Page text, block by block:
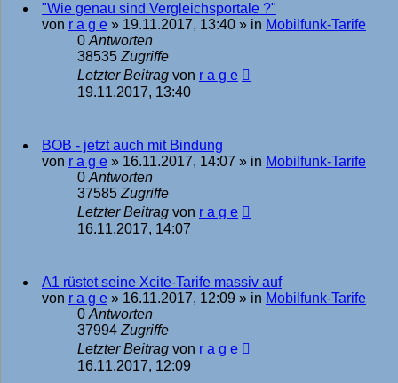
"Wie genau sind Vergleichsportale ?"
von r a g e » 19.11.2017, 13:40 » in Mobilfunk-Tarife
0Antworten
38535Zugriffe
Letzter Beitrag von r a g e
19.11.2017, 13:40
BOB - jetzt auch mit Bindung
von r a g e » 16.11.2017, 14:07 » in Mobilfunk-Tarife
0Antworten
37585Zugriffe
Letzter Beitrag von r a g e
16.11.2017, 14:07
A1 rüstet seine Xcite-Tarife massiv auf
von r a g e » 16.11.2017, 12:09 » in Mobilfunk-Tarife
0Antworten
37994Zugriffe
Letzter Beitrag von r a g e
16.11.2017, 12:09